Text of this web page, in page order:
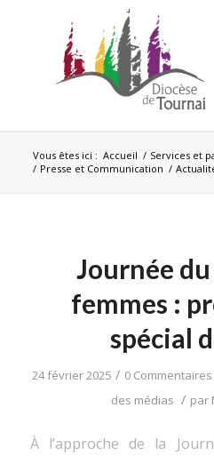
Vous êtes ici : Accueil / Services et
/ Presse et Communication /
Journée
femmes :
spécial
24 février 2025 / 0 Commentaires
des médias / par
À l’approche de la